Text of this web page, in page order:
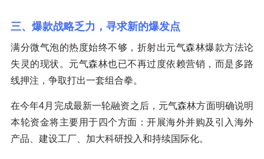
三、爆款战略乏力，寻求新的爆发点
满分微气泡的热度始终不够，折射出元气森林爆款方法论
失灵的现状。元气森林也已不再过度依赖营销，而是多路
线押注，争取打出一套组合拳。
在今年4月完成最新一轮融资之后，元气森林方面明确说明
本轮资金将主要用于四个方面：开展海外并购及引入海外
产品、建设工厂、加大科研投入和持续国际化。